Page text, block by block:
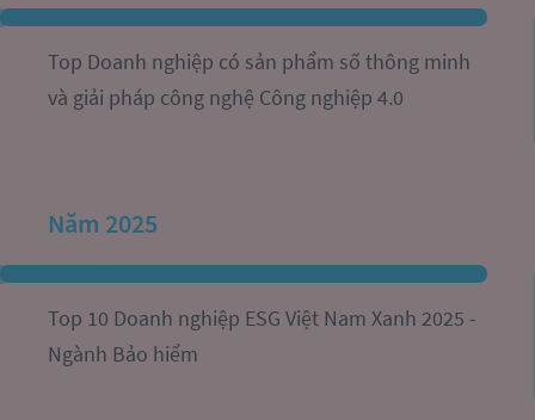
Top Doanh nghiệp có sản phẩm số thông minh
và giải pháp công nghệ Công nghiệp 4.0
Năm 2025
Top 10 Doanh nghiệp ESG Việt Nam Xanh 2025 -
Ngành Bảo hiểm